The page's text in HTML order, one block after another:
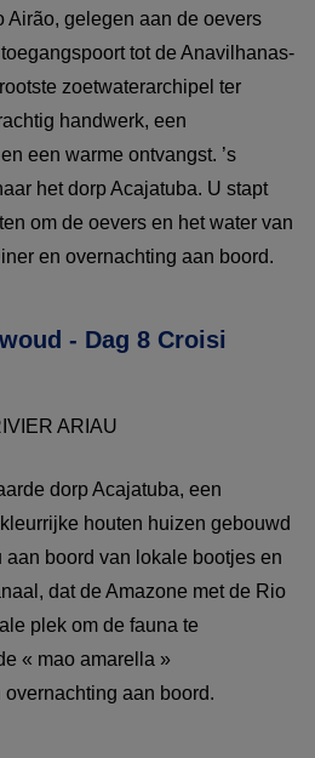
Airão, gelegen aan de oevers
tot de Anavilhanas-
zoetwaterarchipel ter
handwerk, een
een warme ontvangst. ’s
het dorp Acajatuba. U stapt
om de oevers en het water van
en overnachting aan boord.
- Dag 8 Croisi
ARIAU
dorp Acajatuba, een
houten huizen gebouwd
boord van lokale bootjes en
dat de Amazone met de Rio
plek om de fauna te
« mao amarella »
aan boord.